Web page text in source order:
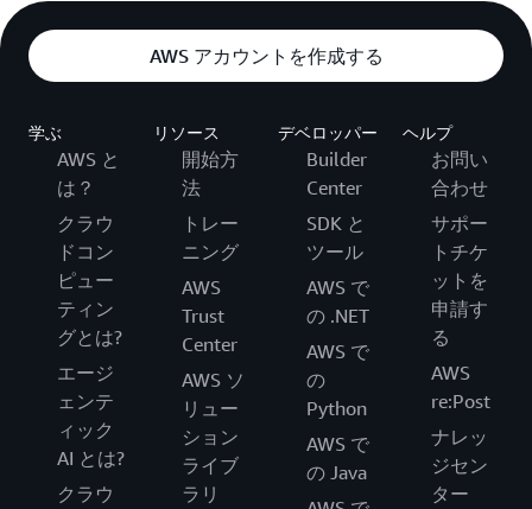
AWS アカウントを作成する
学ぶ
AWS と
は？
クラウ
ドコン
ピュー
ティン
グとは?
エージ
ェンテ
ィック
AI とは?
クラウ
リソース
開始方
法
トレー
ニング
AWS
Trust
Center
AWS ソ
リュー
ション
ライブ
ラリ
デベロッパー
Builder
Center
SDK と
ツール
AWS で
の .NET
AWS で
の
Python
AWS で
の Java
ヘルプ
お問い
合わせ
サポー
トチケ
ットを
申請す
る
AWS
re:Post
ナレッ
ジセン
ター